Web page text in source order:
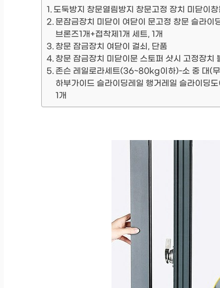
도둑방지 창문열림방지 창문고정 장치 미닫이
문잠금장치 미닫이 여닫이 문고정 창문 슬라
브론즈1개+접착제1개 세트, 1개
창문 잠금장치 여닫이 걸쇠, 단품
창문 잠금장치 미닫이문 스토퍼 샷시 고정장치
존슨 레일로라세트(36~80kg이하)-소 중 대(
하부가이드 슬라이딩레일 행거레일 슬라이딩
1개